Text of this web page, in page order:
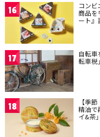
16 コン
商品を
ート』
17 自転車
転車税
18 【季
精油で
イ&茶